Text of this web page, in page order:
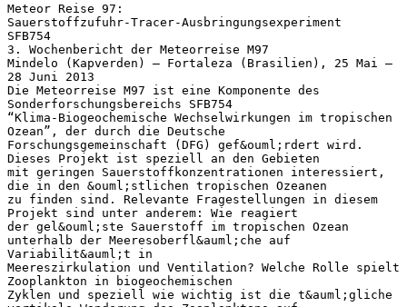
Meteor Reise 97:
Sauerstoffzufuhr-Tracer-Ausbringungsexperiment
SFB754
3. Wochenbericht der Meteorreise M97
Mindelo (Kapverden) – Fortaleza (Brasilien), 25 Mai –
28 Juni 2013
Die Meteorreise M97 ist eine Komponente des
Sonderforschungsbereichs SFB754
“Klima-Biogeochemische Wechselwirkungen im tropischen
Ozean”, der durch die Deutsche
Forschungsgemeinschaft (DFG) gef&ouml;rdert wird.
Dieses Projekt ist speziell an den Gebieten
mit geringen Sauerstoffkonzentrationen interessiert,
die in den &ouml;stlichen tropischen Ozeanen
zu finden sind. Relevante Fragestellungen in diesem
Projekt sind unter anderem: Wie reagiert
der gel&ouml;ste Sauerstoff im tropischen Ozean
unterhalb der Meeresoberfl&auml;che auf
Variabilit&auml;t in
Meereszirkulation und Ventilation? Welche Rolle spielt
Zooplankton in biogeochemischen
Zyklen und speziell wie wichtig ist die t&auml;gliche